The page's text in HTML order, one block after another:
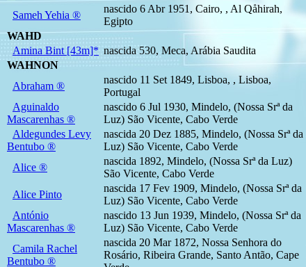
Sameh Yehia ®
nascido 6 Abr 1951, Cairo, , Al Qåhirah,
Egipto
WAHD
Amina Bint [43m]* nascida 530, Meca, Arábia Saudita
WAHNON
Abraham ®
nascido 11 Set 1849, Lisboa, , Lisboa,
Portugal
Aguinaldo
Mascarenhas ®
nascido 6 Jul 1930, Mindelo, (Nossa Srª da
Luz) São Vicente, Cabo Verde
Aldegundes Levy
Bentubo ®
nascida 20 Dez 1885, Mindelo, (Nossa Srª da
Luz) São Vicente, Cabo Verde
Alice ®
nascida 1892, Mindelo, (Nossa Srª da Luz)
São Vicente, Cabo Verde
Alice Pinto
nascida 17 Fev 1909, Mindelo, (Nossa Srª da
Luz) São Vicente, Cabo Verde
António
Mascarenhas ®
nascido 13 Jun 1939, Mindelo, (Nossa Srª da
Luz) São Vicente, Cabo Verde
Camila Rachel
Bentubo ®
nascida 20 Mar 1872, Nossa Senhora do
Rosário, Ribeira Grande, Santo Antão, Cape